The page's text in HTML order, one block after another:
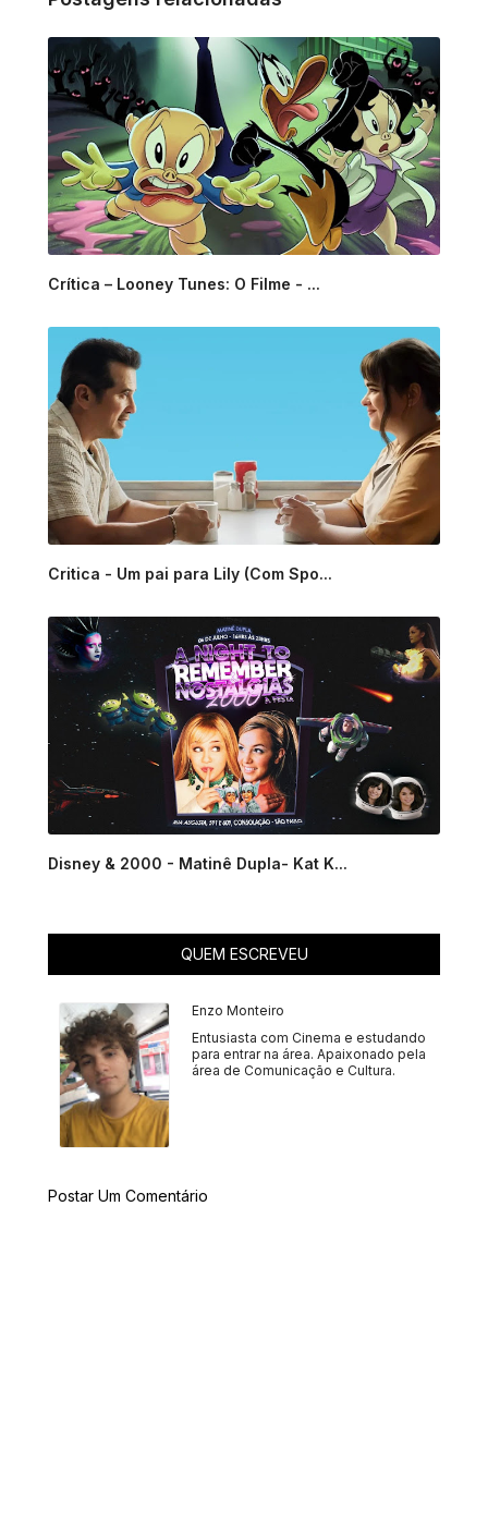
Crítica – Looney Tunes: O Filme - ...
Critica - Um pai para Lily (Com Spo...
Disney & 2000 - Matinê Dupla- Kat K...
QUEM ESCREVEU
Enzo Monteiro
Entusiasta com Cinema e estudando
para entrar na área. Apaixonado pela
área de Comunicação e Cultura.
Postar Um Comentário